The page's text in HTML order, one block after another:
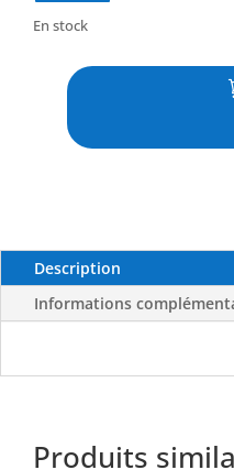
En stock
quantité
MAUI
JIM
Description
Informations
Produits